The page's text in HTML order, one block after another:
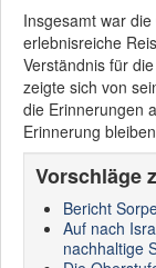
Insgesamt war
erlebnisreiche
Verständnis für
zeigte sich von
die Erinnerungen
Erinnerung
Vorschläge
Bericht
Auf nach
nachhaltige